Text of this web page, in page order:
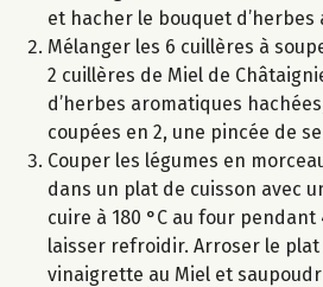
et hacher le bouquet d’herbes
Mélanger les 6 cuillères à
2 cuillères de Miel de
d’herbes aromatiques
coupées en 2, une pincée de
Couper les légumes en
dans un plat de cuisson avec
cuire à 180 °C au four pendant
laisser refroidir. Arroser le plat
vinaigrette au Miel et